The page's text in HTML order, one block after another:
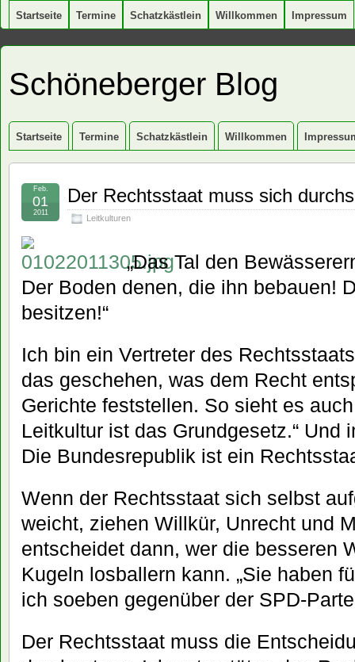
Startseite Termine Schatzkästlein Willkommen Impressum
Schöneberger Blog
Startseite Termine Schatzkästlein Willkommen
Der Rechtsstaat muss sich
Leitkulturen
Feb.
01
2011
„Das Tal den
Der Boden denen, die ihn bebauen!
besitzen!“
Ich bin ein Vertreter des
das geschehen, was dem Recht
Gerichte feststellen. So sieht es
Leitkultur ist das Grundgesetz.“ Und
Die Bundesrepublik ist ein
Wenn der Rechtsstaat sich selbst
weicht, ziehen Willkür, Unrecht und
entscheidet dann, wer die besseren
Kugeln losballern kann. „Sie haben
ich soeben gegenüber der SPD-
Der Rechtsstaat muss die